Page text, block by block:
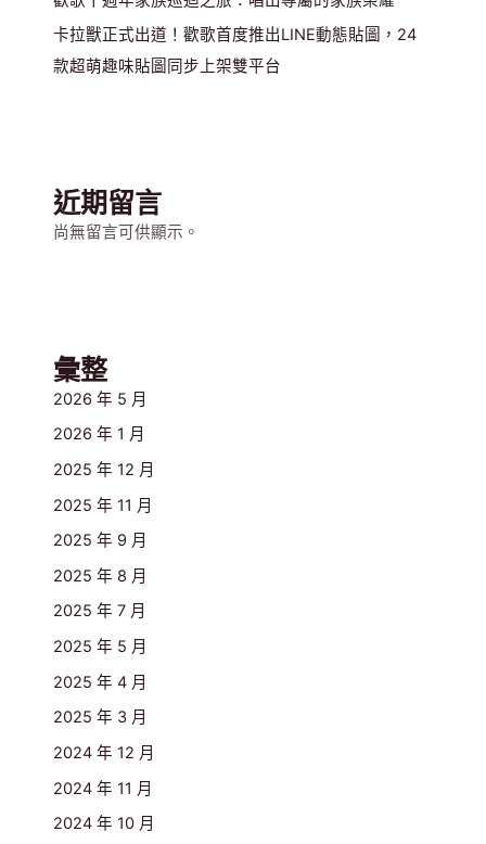
卡拉獸正式出道！歡歌首度推出LINE動態貼圖，24
款超萌趣味貼圖同步上架雙平台
近期留言
尚無留言可供顯示。
彙整
2026 年 5 月
2026 年 1 月
2025 年 12 月
2025 年 11 月
2025 年 9 月
2025 年 8 月
2025 年 7 月
2025 年 5 月
2025 年 4 月
2025 年 3 月
2024 年 12 月
2024 年 11 月
2024 年 10 月